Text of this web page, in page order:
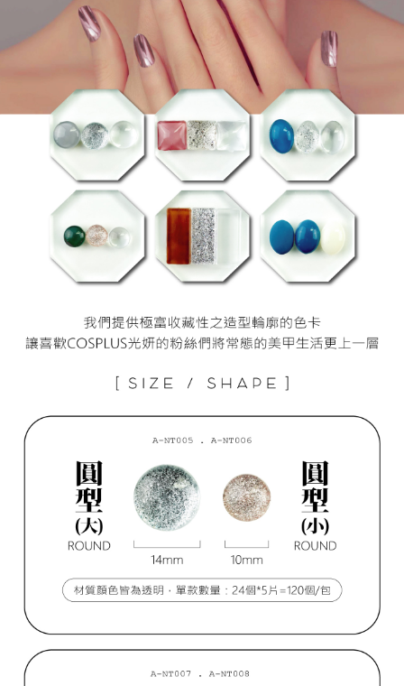
３．未成年的使用者請事先徵得法定代理人或監護人之同意方可使用
「AFTEE先享後付」，若未經同意申辦者引起之損失，本公司不負相關責
任。
４．使用「AFTEE先享後付」時，將依據個別帳號之用戶狀況，依本公司即
時審查核予不同之上限額度；若仍有額度不足之情形，本公司將視審查結果
請求用戶進行身份認證。
５．嚴禁一人註冊多個帳號或使用他人資訊註冊。若發現惡意使用之情形，
恩沛科技股份有限公司將有權停止該用戶之使用額度並採取法律行動。